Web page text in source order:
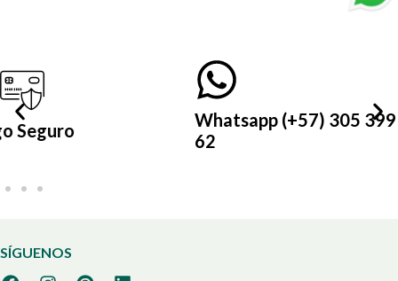
Whatsapp (+57) 305 399 21
SÍGUENOS